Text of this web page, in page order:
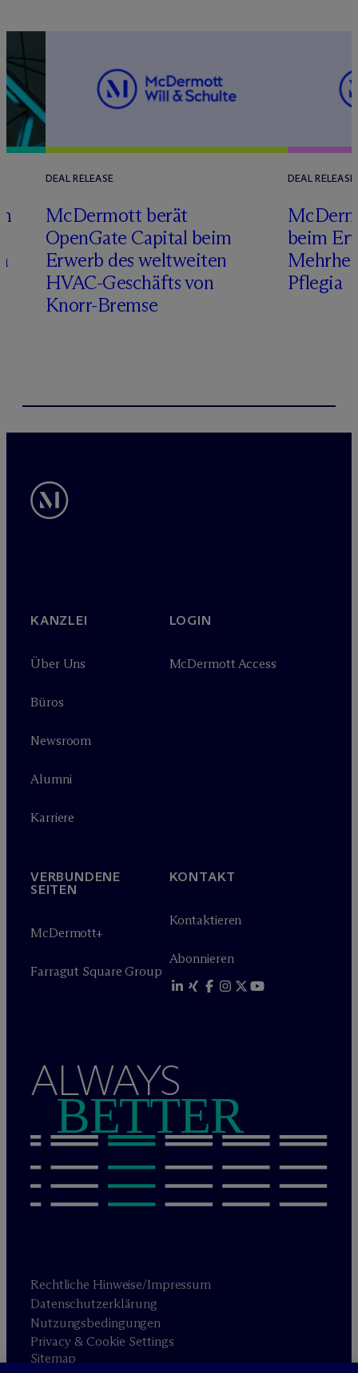
DEAL RELEASE
McDermott berät
OpenGate Capital beim
Erwerb des weltweiten
HVAC-Geschäfts von
Knorr-Bremse
DEAL RELEASE
Mc
beim
Pflegia
KANZLEI
Über Uns
Büros
Newsroom
Alumni
Karriere
LOGIN
McDermott Access
VERBUNDENE
SEITEN
McDermott+
Farragut Square Group
KONTAKT
Kontaktieren
Abonnieren
ALWAYS
BETTER
Rechtliche Hinweise/Impressum
Datenschutzerklärung
Nutzungsbedingungen
Privacy & Cookie Settings
Sitemap